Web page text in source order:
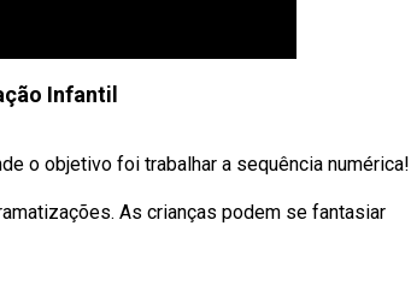
Infantil
o objetivo foi trabalhar a sequência numérica!
As crianças podem se fantasiar